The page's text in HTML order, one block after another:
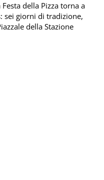
della Pizza torna a
sei giorni di tradizione,
della Stazione